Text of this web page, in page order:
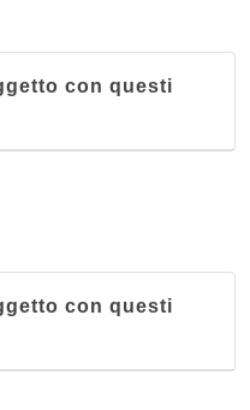
con questi
con questi